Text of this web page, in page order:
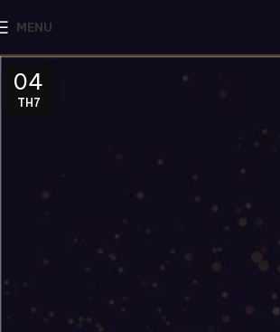
MENU
04
TH7